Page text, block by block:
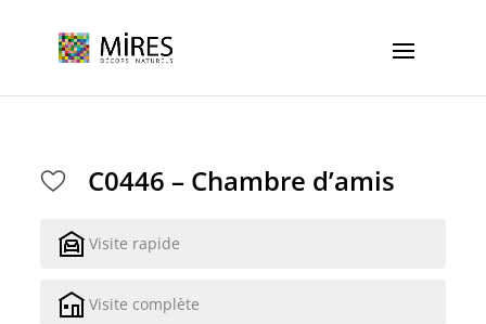
C0446 – Chambre d’amis
Visite rapide
Visite complète